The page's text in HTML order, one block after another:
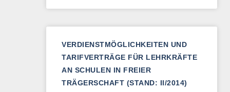
VERDIENSTMÖGLICHKEITEN UND
TARIFVERTRÄGE FÜR LEHRKRÄFTE
AN SCHULEN IN FREIER
TRÄGERSCHAFT (STAND: II/2014)